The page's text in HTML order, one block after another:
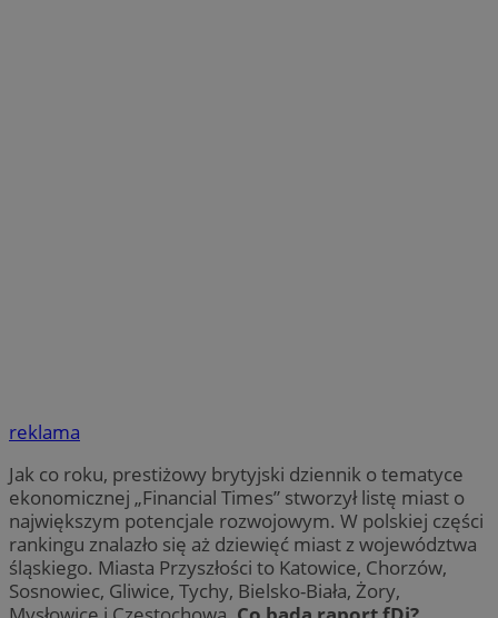
reklama
Jak co roku, prestiżowy brytyjski dziennik o tematyce
ekonomicznej „Financial Times” stworzył listę miast o
największym potencjale rozwojowym. W polskiej części
rankingu znalazło się aż dziewięć miast z województwa
śląskiego. Miasta Przyszłości to Katowice, Chorzów,
Sosnowiec, Gliwice, Tychy, Bielsko-Biała, Żory,